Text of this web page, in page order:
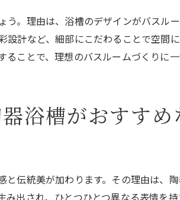
。理由は、浴槽のデザインがバスル
計など、細部にこだわることで空間
ことで、理想のバスルームづくりに一
浴槽がおすすめ
伝統美が加わります。その理由は、
出され、ひとつひとつ異なる表情を